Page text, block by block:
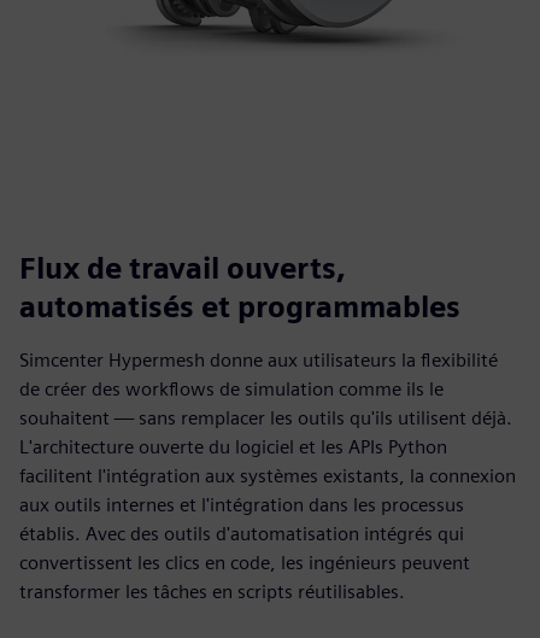
Flux de travail ouverts,
automatisés et programmables
Simcenter Hypermesh donne aux utilisateurs la flexibilité
de créer des workflows de simulation comme ils le
souhaitent — sans remplacer les outils qu'ils utilisent déjà.
L'architecture ouverte du logiciel et les APIs Python
facilitent l'intégration aux systèmes existants, la connexion
aux outils internes et l'intégration dans les processus
établis. Avec des outils d'automatisation intégrés qui
convertissent les clics en code, les ingénieurs peuvent
transformer les tâches en scripts réutilisables.